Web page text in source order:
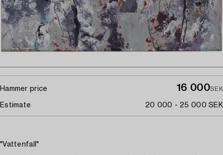
Hammer price 16 000SEK
Estimate 20 000 - 25 000 SEK
"Vattenfall"